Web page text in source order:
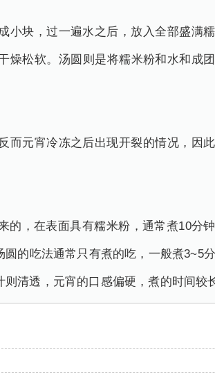
小块，过一遍水之后，放入全部盛满
松软。汤圆则是将糯米粉和水和成
而元宵冷冻之后出现开裂的情况，因
的，在表面具有糯米粉，通常煮10分
的吃法通常只有煮的吃，一般煮3~5分
清透，元宵的口感偏硬，煮的时间较